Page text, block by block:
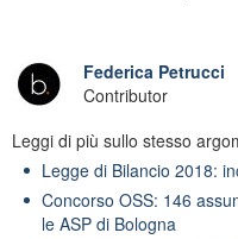
Federica Petrucci
Contributor
Leggi di più sullo stesso
Legge di Bilancio 2018:
Concorso OSS: 146
le ASP di Bologna